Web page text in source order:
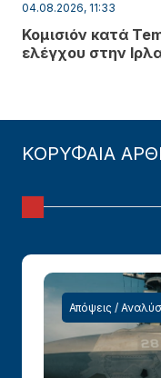
04.08.2026, 11:33
Κομισιόν κατά
ελέγχου στην
ΚΟΡΥΦΑΙΑ
Απόψεις /